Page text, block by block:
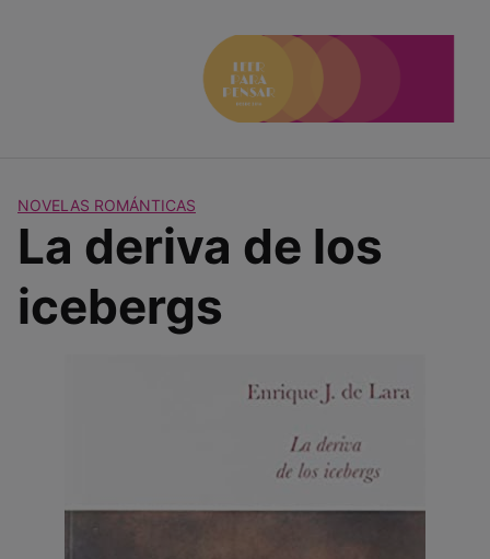
NOVELAS ROMÁNTICAS
La deriva de los
icebergs